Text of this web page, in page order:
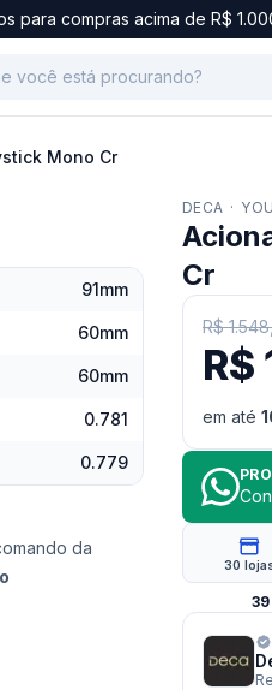
para compras acima de R$
Mono Cr
91mm
60mm
60mm
0.781
0.779
da
DECA · YOU
Cr
R$
R$
em até
30
39